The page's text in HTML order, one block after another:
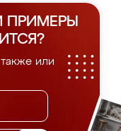
ПРИМЕРЫ
или